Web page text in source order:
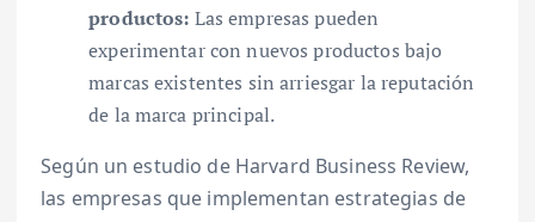
productos: Las empresas pueden
experimentar con nuevos productos bajo
marcas existentes sin arriesgar la reputación
de la marca principal.
Según un estudio de Harvard Business Review,
las empresas que implementan estrategias de